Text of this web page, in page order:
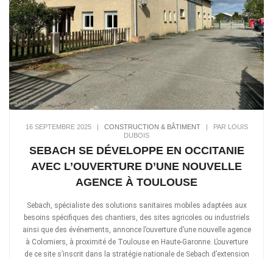
16 SEPTEMBRE 2025| CONSTRUCTION & BÂTIMENT|
PAR LOUIS
DUBOIS
SEBACH SE DÉVELOPPE EN OCCITANIE
AVEC L’OUVERTURE D’UNE NOUVELLE
AGENCE À TOULOUSE
Sebach, spécialiste des solutions sanitaires mobiles adaptées aux
besoins spécifiques des chantiers, des sites agricoles ou industriels
ainsi que des événements, annonce l’ouverture d’une nouvelle agence
à Colomiers, à proximité de Toulouse en Haute-Garonne. L’ouverture
de ce site s’inscrit dans la stratégie nationale de Sebach d’extension